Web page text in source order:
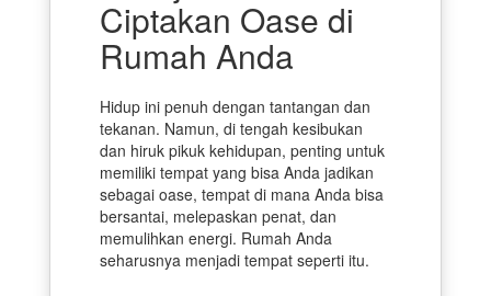
Ciptakan Oase di
Rumah Anda
Hidup ini penuh dengan tantangan dan
tekanan. Namun, di tengah kesibukan
dan hiruk pikuk kehidupan, penting untuk
memiliki tempat yang bisa Anda jadikan
sebagai oase, tempat di mana Anda bisa
bersantai, melepaskan penat, dan
memulihkan energi. Rumah Anda
seharusnya menjadi tempat seperti itu.